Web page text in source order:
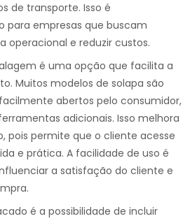
de transporte. Isso é
para empresas que buscam
operacional e reduzir custos.
é uma opção que facilita a
Muitos modelos de solapa são
abertos pelo consumidor,
adicionais. Isso melhora
pois permite que o cliente acesse
e prática. A facilidade de uso é
a satisfação do cliente e
é a possibilidade de incluir